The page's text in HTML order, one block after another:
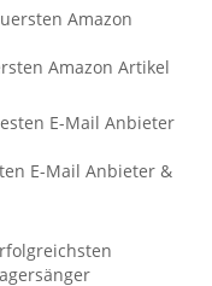
Amazon Artikel
E-Mail Anbieter &